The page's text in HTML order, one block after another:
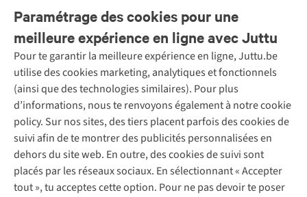
Paramétrage des cookies pour une
meilleure expérience en ligne avec Juttu
Pour te garantir la meilleure expérience en ligne, Juttu.be
utilise des cookies marketing, analytiques et fonctionnels
(ainsi que des technologies similaires). Pour plus
d’informations, nous te renvoyons également à notre cookie
policy. Sur nos sites, des tiers placent parfois des cookies de
suivi afin de te montrer des publicités personnalisées en
dehors du site web. En outre, des cookies de suivi sont
placés par les réseaux sociaux. En sélectionnant « Accepter
tout », tu acceptes cette option. Pour ne pas devoir te poser
Service client
Questions fréquentes
Commander
Payer
10 % réduction étudiants
Klarna : post-paiement
Livraison
Nos services
Vintage - ReJUsed
Atelier de couture
Personal shopping
Boîte à vêtements
Juttu
Qui sommes-nous ?
Juttu Friends